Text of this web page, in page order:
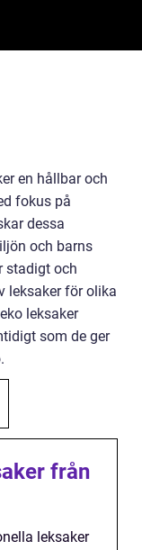
en hållbar och
fokus på
dessa
och barns
stadigt och
leksaker för olika
leksaker
som de ger
från
leksaker